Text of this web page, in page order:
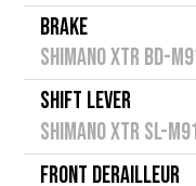
BRAKE
SHIMANO XTR BD-
SHIFT LEVER
SHIMANO XTR SL-
FRONT DERAILLEUR